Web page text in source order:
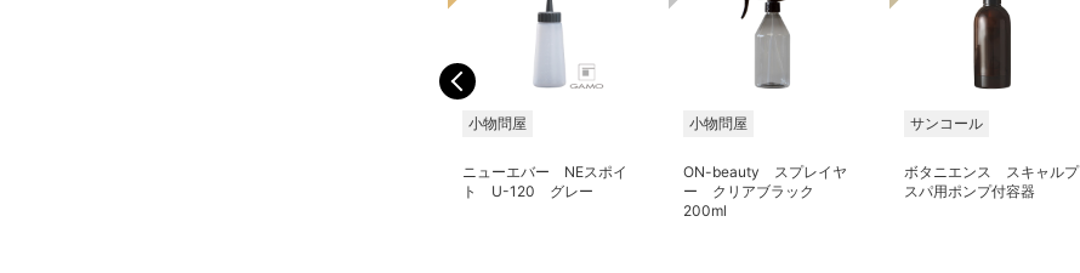
小物問屋
ニューエバー NEスポイ
ト U-120 グレー
小物問屋
ON-beauty スプレイヤ
ー クリアブラック
200ml
サンコール
ボタニエンス スキャルプ
スパ用ポンプ付容器